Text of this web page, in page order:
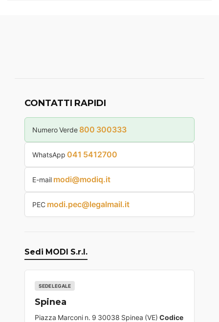
CONTATTI RAPIDI
Numero Verde 800 300333
WhatsApp 041 5412700
E-mail modi@modiq.it
PEC modi.pec@legalmail.it
Sedi MODI S.r.l.
SEDE LEGALE
Spinea
Piazza Marconi n. 9 30038 Spinea (VE) Codice